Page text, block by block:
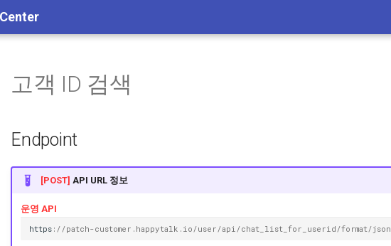
고객 ID 검색
Endpoint
[POST] API URL 정보
운영 API
https : //patch-customer.happytalk.io/user/api/chat_list_for_userid/format/json